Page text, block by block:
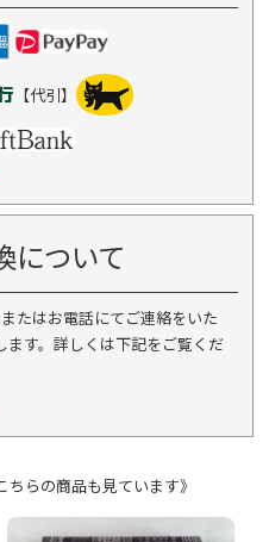
【代引】
について
たはお電話にてご連絡をいた
す。詳しくは下記をご覧くだ
ちらの商品も見ています》